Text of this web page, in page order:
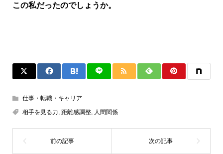
この私だったのでしょうか。
仕事・転職・キャリア
相手を見る力 距離感調整, 人間関係